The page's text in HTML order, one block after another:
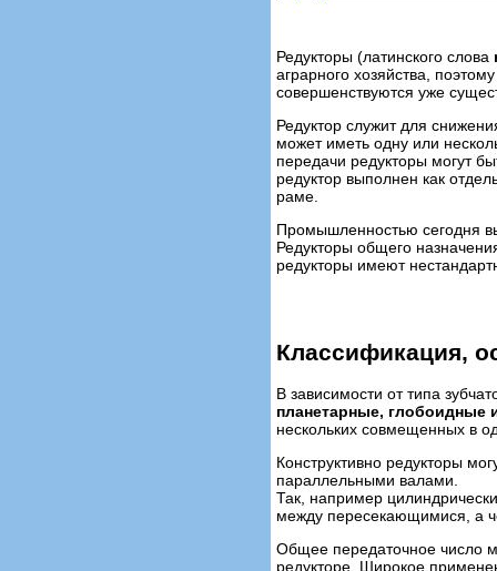
Редукторы (латинского слова
аграрного хозяйства,
совершенствуются уже
Редуктор служит для
может иметь одну или
передачи редукторы могут
редуктор выполнен как
раме.
Промышленностью сегодня
Редукторы общего
редукторы имеют
Классификация,
В зависимости от типа
планетарные, глобоидные
нескольких совмещенных в
Конструктивно редукторы
параллельными валами.
Так, например
между пересекающимися, а
Общее передаточное число
редукторе. Широкое